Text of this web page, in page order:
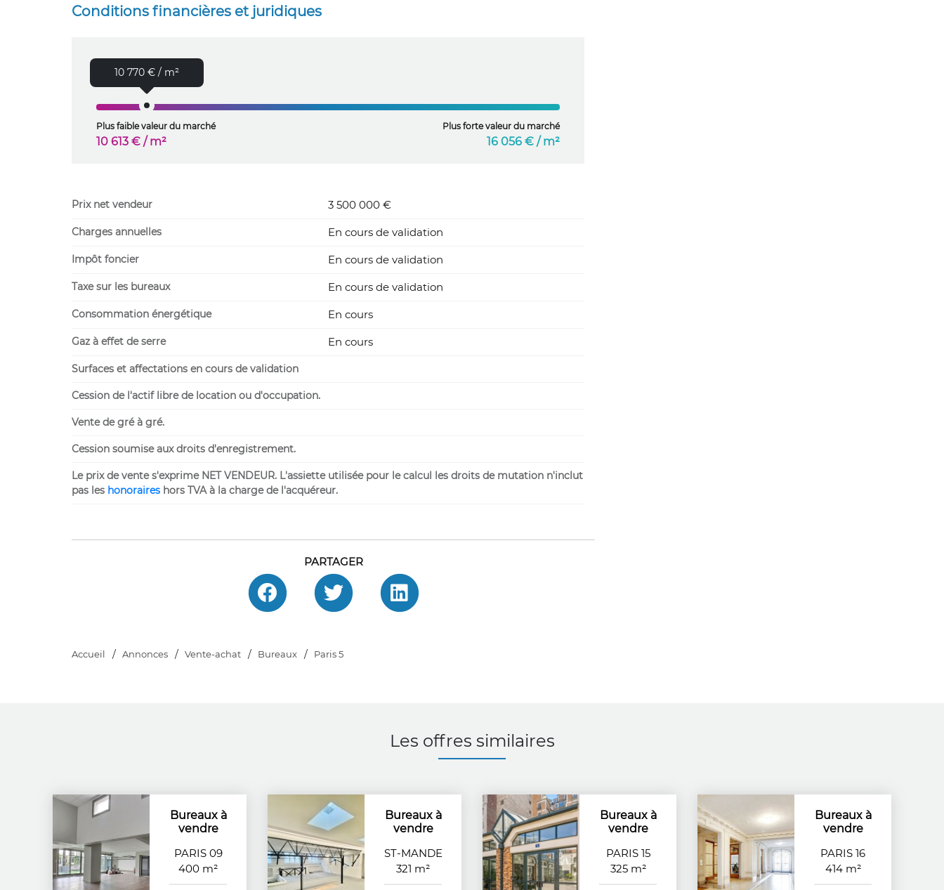
Accueil Annonces Vente-achat Bureaux Paris 5
Conditions financières et juridiques
10 770 € / m²
Plus faible valeur du marché
10 613 € / m²
Plus forte valeur du marché
16 056 € / m²
Prix net vendeur 3 500 000 €
Charges annuelles En cours de validation
Impôt foncier En cours de validation
Taxe sur les bureaux En cours de validation
Consommation énergétique En cours
Gaz à effet de serre En cours
Surfaces et affectations en cours de validation
Cession de l'actif libre de location ou d'occupation.
Vente de gré à gré.
Cession soumise aux droits d'enregistrement.
Le prix de vente s'exprime NET VENDEUR. L'assiette utilisée pour le calcul les droits de mutation n'inclut
pas les honoraires hors TVA à la charge de l'acquéreur.
PARTAGER
Les offres similaires
Bureaux à
vendre
PARIS 09
400 m²
Bureaux à
vendre
ST-MANDE
321 m²
Bureaux à
vendre
PARIS 15
325 m²
Bureaux à
vendre
PARIS 16
414 m²